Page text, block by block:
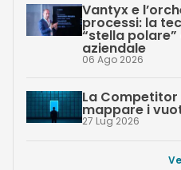
Vantyx e
processi: la
“stella
aziendale
06 Ago 2026
La Competitor
mappare i
27 Lug 2026